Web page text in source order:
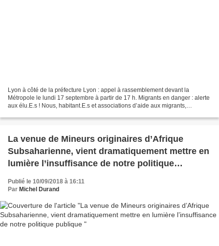
Lyon à côté de la préfecture Lyon : appel à rassemblement devant la
Métropole le lundi 17 septembre à partir de 17 h. Migrants en danger : alerte
aux élu.E.s ! Nous, habitant.E.s et associations d’aide aux migrants,
La venue de Mineurs originaires d’Afrique
Subsaharienne, vient dramatiquement mettre en
lumière l’insuffisance de notre politique
Publié le 10/09/2018 à 16:11
Par Michel Durand